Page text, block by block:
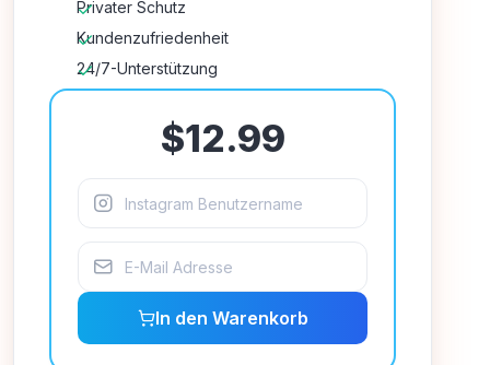
Privater Schutz
Kundenzufriedenheit
24/7-Unterstützung
$12.99
In den Warenkorb